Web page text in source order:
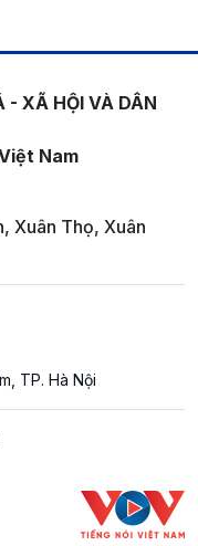
- XÃ HỘI VÀ DÂN
Nam
Xuân Thọ, Xuân
TP. Hà Nội